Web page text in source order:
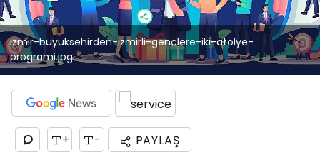
izmir-buyuksehirden-izmirli-genclere-iki-atolye-
programi.jpg
+ - PAYLAŞ